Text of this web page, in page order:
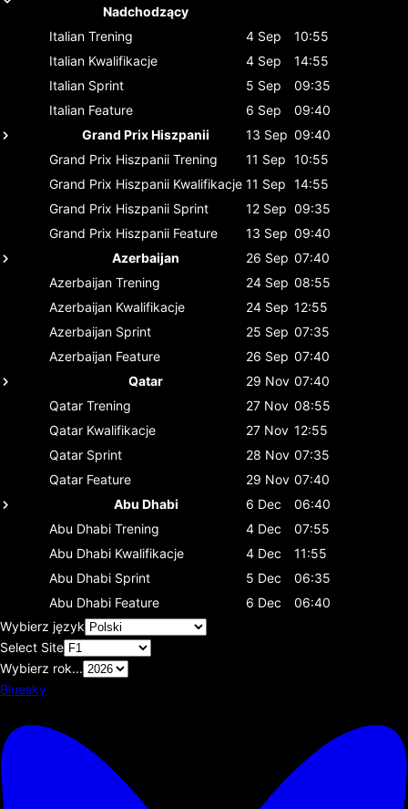
Nadchodzący
Italian Trening 4 Sep
10:55
Italian Kwalifikacje 4 Sep
14:55
Italian Sprint 5 Sep
09:35
Italian Feature 6 Sep
09:40
Grand Prix Hiszpanii
13 Sep 09:40
Grand Prix Hiszpanii Trening 11 Sep 10:55
Grand Prix Hiszpanii Kwalifikacje 11 Sep 14:55
Grand Prix Hiszpanii Sprint 12 Sep 09:35
Grand Prix Hiszpanii Feature 13 Sep 09:40
Azerbaijan
26 Sep 07:40
Azerbaijan Trening 24 Sep 08:55
Azerbaijan Kwalifikacje 24 Sep 12:55
Azerbaijan Sprint 25 Sep 07:35
Azerbaijan Feature 26 Sep 07:40
Qatar
29 Nov 07:40
Qatar Trening 27 Nov 08:55
Qatar Kwalifikacje 27 Nov 12:55
Qatar Sprint 28 Nov 07:35
Qatar Feature 29 Nov 07:40
Abu Dhabi
6 Dec
06:40
Abu Dhabi Trening 4 Dec
07:55
Abu Dhabi Kwalifikacje 4 Dec
11:55
Abu Dhabi Sprint 5 Dec
06:35
Abu Dhabi Feature 6 Dec
06:40
Wybierz język
Select Site
Wybierz rok...
Bluesky